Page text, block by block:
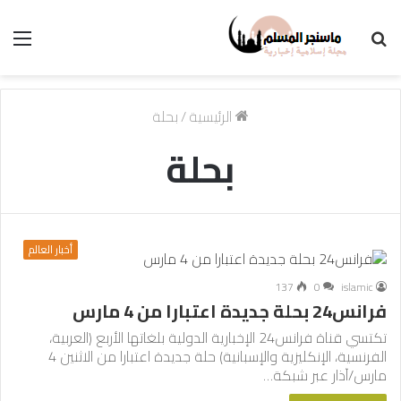
الرئيسية/بحلة
بحلة
أخبار العالم
islamic
0
137
فرانس24 بحلة جديدة اعتبارا من 4 مارس
تكتسي قناة فرانس24 الإخبارية الدولية بلغاتها الأربع (العربية،
الفرنسية، الإنكليزية والإسبانية) حلة جديدة اعتبارا من الاثنين 4
مارس/آذار عبر شبكة…